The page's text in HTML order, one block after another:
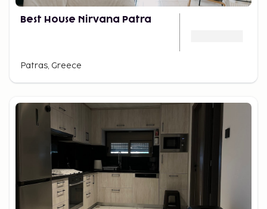
Best House Nirvana Patra
Patras, Greece